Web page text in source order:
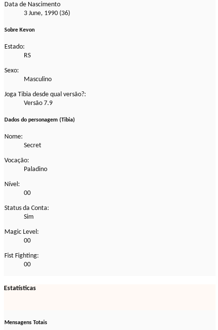
Data de Nascimento
3 June, 1990 (36)
Sobre Kevon
Estado:
RS
Sexo:
Masculino
Joga Tibia desde qual versão?:
Versão 7.9
Dados do personagem (Tibia)
Nome:
Secret
Vocação:
Paladino
Nível:
00
Status da Conta:
Sim
Magic Level:
00
Fist Fighting:
00
Estatísticas
Mensagens Totais